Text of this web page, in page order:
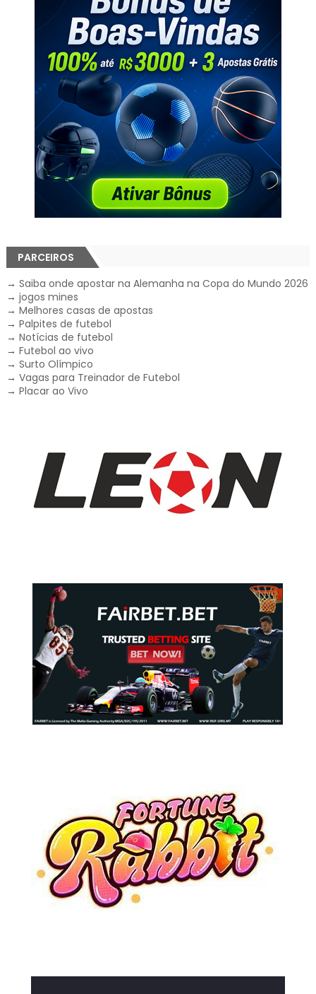
PARCEIROS
→ Saiba onde apostar na Alemanha na Copa do Mundo 2026
→ jogos mines
→ Melhores casas de apostas
→ Palpites de futebol
→ Notícias de futebol
→ Futebol ao vivo
→ Surto Olímpico
→ Vagas para Treinador de Futebol
→ Placar ao Vivo